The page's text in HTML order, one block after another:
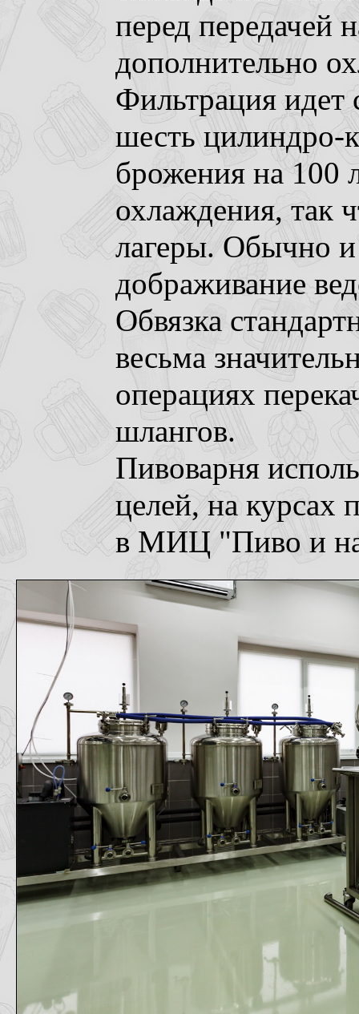
перед передачей
дополнительно
Фильтрация идет
шесть цилиндро-
брожения на 100
охлаждения, так
лагеры. Обычно
дображивание
Обвязка
весьма
операциях
шлангов.
Пивоварня
целей, на курсах
в МИЦ "Пиво и